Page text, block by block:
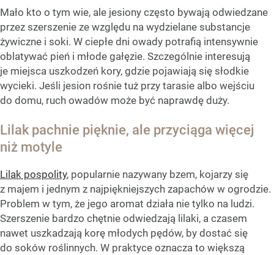
Mało kto o tym wie, ale jesiony często bywają odwiedzane
przez szerszenie ze względu na wydzielane substancje
żywiczne i soki. W ciepłe dni owady potrafią intensywnie
oblatywać pień i młode gałęzie. Szczególnie interesują
je miejsca uszkodzeń kory, gdzie pojawiają się słodkie
wycieki. Jeśli jesion rośnie tuż przy tarasie albo wejściu
do domu, ruch owadów może być naprawdę duży.
Lilak pachnie pięknie, ale przyciąga więcej
niż motyle
Lilak pospolity, popularnie nazywany bzem, kojarzy się
z majem i jednym z najpiękniejszych zapachów w ogrodzie.
Problem w tym, że jego aromat działa nie tylko na ludzi.
Szerszenie bardzo chętnie odwiedzają lilaki, a czasem
nawet uszkadzają korę młodych pędów, by dostać się
do soków roślinnych. W praktyce oznacza to większą